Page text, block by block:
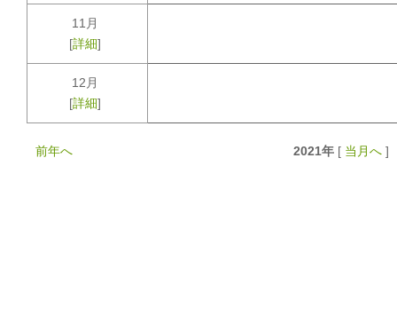
11月
[詳細]
12月
[詳細]
前年へ 2021年[ 当月へ]